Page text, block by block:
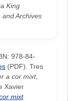
King
Archives
978-84-
(PDF). Tres
a cor mixt,
Xavier
mixt